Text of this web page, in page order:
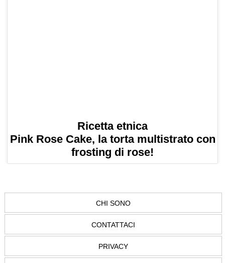
Ricetta etnica
Pink Rose Cake, la torta multistrato con
frosting di rose!
CHI SONO
CONTATTACI
PRIVACY